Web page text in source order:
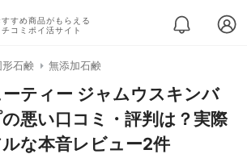
すすめ商品がもらえる
チコミポイ活サイト
形石鹸 無添加石鹸
ティー ジャムウスキンバ
悪い口コミ・評判は？実際
な本音レビュー2件